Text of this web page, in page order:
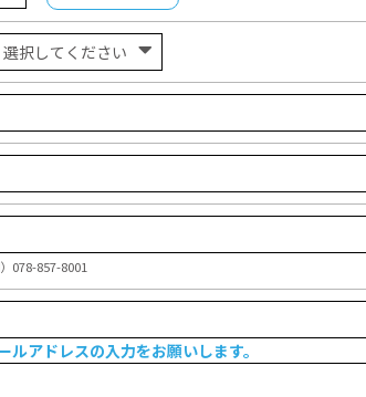
078-857-8001
アドレスの入力をお願いします。